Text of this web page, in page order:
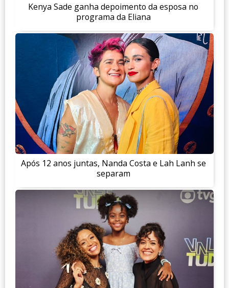
Kenya Sade ganha depoimento da esposa no
programa da Eliana
Após 12 anos juntas, Nanda Costa e Lah Lanh se
separam